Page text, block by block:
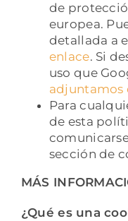
de
europea.
detallada a
enlace. Si
uso que
adjuntamos
Para
de esta
sección de
MÁS
¿Qué es una